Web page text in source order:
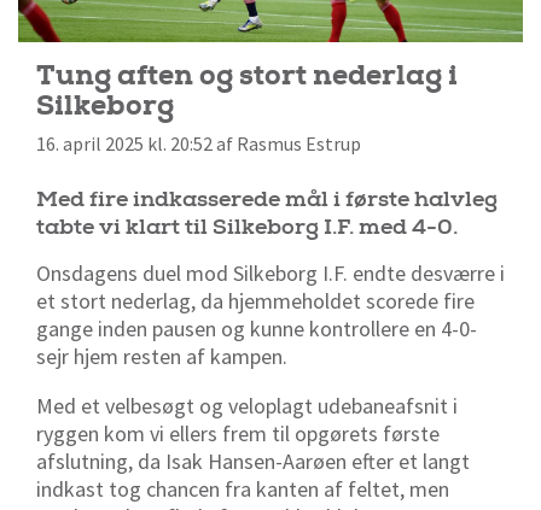
Tung aften og stort nederlag i
Silkeborg
16. april 2025 kl. 20:52 af Rasmus Estrup
Med fire indkasserede mål i første halvleg
tabte vi klart til Silkeborg I.F. med 4-0.
Onsdagens duel mod Silkeborg I.F. endte desværre i
et stort nederlag, da hjemmeholdet scorede fire
gange inden pausen og kunne kontrollere en 4-0-
sejr hjem resten af kampen.
Med et velbesøgt og veloplagt udebaneafsnit i
ryggen kom vi ellers frem til opgørets første
afslutning, da Isak Hansen-Aarøen efter et langt
indkast tog chancen fra kanten af feltet, men